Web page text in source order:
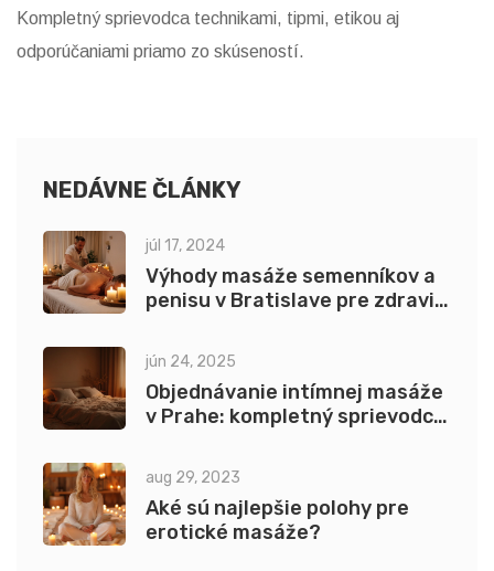
Kompletný sprievodca technikami, tipmi, etikou aj
odporúčaniami priamo zo skúseností.
NEDÁVNE ČLÁNKY
júl 17, 2024
Výhody masáže semenníkov a
penisu v Bratislave pre zdravie
jún 24, 2025
Objednávanie intímnej masáže
v Prahe: kompletný sprievodca
aug 29, 2023
Aké sú najlepšie polohy pre
erotické masáže?